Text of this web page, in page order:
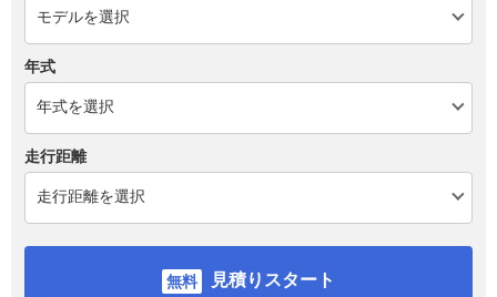
年式
走行距離
見積りスタート